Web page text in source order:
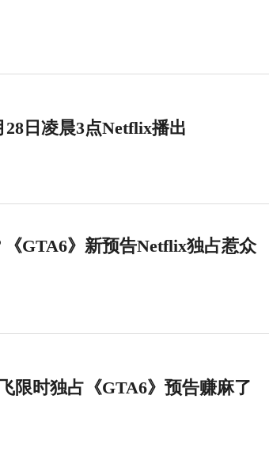
28日凌晨3点Netflix播出
GTA6》新预告Netflix独占惹众
限时独占《GTA6》预告赚麻了